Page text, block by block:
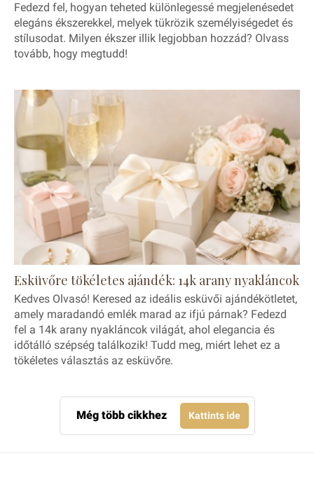
Fedezd fel, hogyan teheted különlegessé megjelenésedet
elegáns ékszerekkel, melyek tükrözik személyiségedet és
stílusodat. Milyen ékszer illik legjobban hozzád? Olvass
tovább, hogy megtudd!
Esküvőre tökéletes ajándék: 14k arany nyakláncok
Kedves Olvasó! Keresed az ideális esküvői ajándékötletet,
amely maradandó emlék marad az ifjú párnak? Fedezd
fel a 14k arany nyakláncok világát, ahol elegancia és
időtálló szépség találkozik! Tudd meg, miért lehet ez a
tökéletes választás az esküvőre.
Még több cikkhez Kattints ide